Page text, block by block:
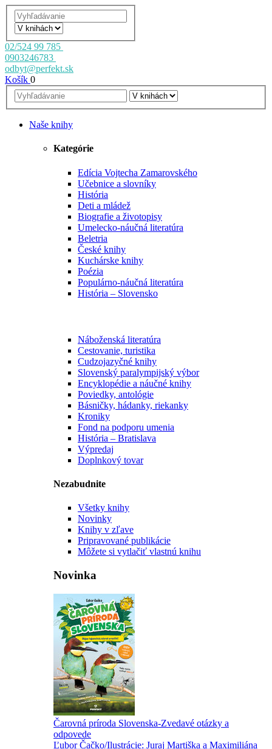
02/524 99 785
0903246783
odbyt@perfekt.sk
Košík 0
Naše knihy
Kategórie
Edícia Vojtecha Zamarovského
Učebnice a slovníky
História
Deti a mládež
Biografie a životopisy
Umelecko-náučná literatúra
Beletria
České knihy
Kuchárske knihy
Poézia
Populárno-náučná literatúra
História – Slovensko
Náboženská literatúra
Cestovanie, turistika
Cudzojazyčné knihy
Slovenský paralympijský výbor
Encyklopédie a náučné knihy
Poviedky, antológie
Básničky, hádanky, riekanky
Kroniky
Fond na podporu umenia
História – Bratislava
Výpredaj
Doplnkový tovar
Nezabudnite
Všetky knihy
Novinky
Knihy v zľave
Pripravované publikácie
Môžete si vytlačiť vlastnú knihu
Novinka
Čarovná príroda Slovenska-Zvedavé otázky a
odpovede
Ľubor Čačko/Ilustrácie: Juraj Martiška a Maximiliána